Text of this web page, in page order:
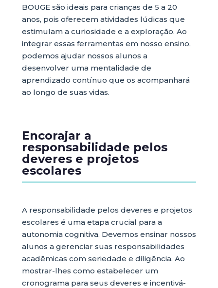
BOUGE são ideais para crianças de 5 a 20
anos, pois oferecem atividades lúdicas que
estimulam a curiosidade e a exploração. Ao
integrar essas ferramentas em nosso ensino,
podemos ajudar nossos alunos a
desenvolver uma mentalidade de
aprendizado contínuo que os acompanhará
ao longo de suas vidas.
Encorajar a
responsabilidade pelos
deveres e projetos
escolares
A responsabilidade pelos deveres e projetos
escolares é uma etapa crucial para a
autonomia cognitiva. Devemos ensinar nossos
alunos a gerenciar suas responsabilidades
acadêmicas com seriedade e diligência. Ao
mostrar-lhes como estabelecer um
cronograma para seus deveres e incentivá-